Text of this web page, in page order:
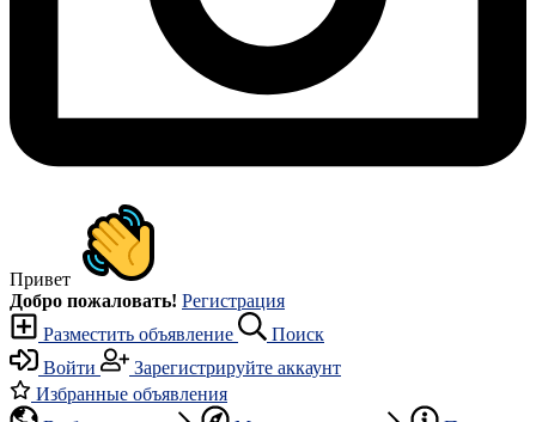
Привет
Добро пожаловать! Регистрация
Разместить объявление
Поиск
Войти
Зарегистрируйте аккаунт
Избранные объявления